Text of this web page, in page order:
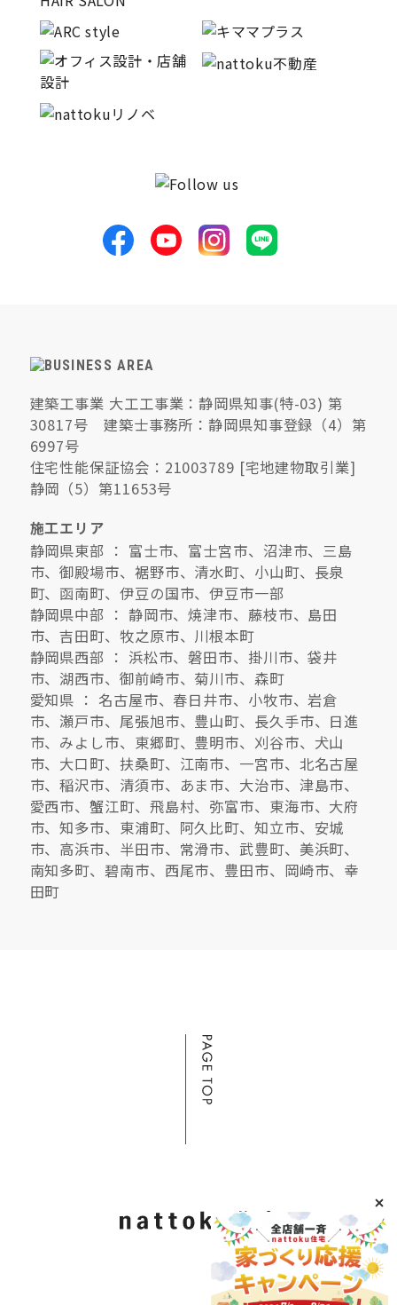
建築工事業 大工工事業：静岡県知事(特-03) 第
30817号 建築士事務所：静岡県知事登録（4）第
6997号
住宅性能保証協会：21003789 [宅地建物取引業]
静岡（5）第11653号
施工エリア
静岡県東部 ： 富士市、富士宮市、沼津市、三島
市、御殿場市、裾野市、清水町、小山町、長泉
町、函南町、伊豆の国市、伊豆市一部
静岡県中部 ： 静岡市、焼津市、藤枝市、島田
市、吉田町、牧之原市、川根本町
静岡県西部 ： 浜松市、磐田市、掛川市、袋井
市、湖西市、御前崎市、菊川市、森町
愛知県 ： 名古屋市、春日井市、小牧市、岩倉
市、瀬戸市、尾張旭市、豊山町、長久手市、日進
市、みよし市、東郷町、豊明市、刈谷市、犬山
市、大口町、扶桑町、江南市、一宮市、北名古屋
市、稲沢市、清須市、あま市、大治市、津島市、
愛西市、蟹江町、飛島村、弥富市、東海市、大府
市、知多市、東浦町、阿久比町、知立市、安城
市、高浜市、半田市、常滑市、武豊町、美浜町、
南知多町、碧南市、西尾市、豊田市、岡崎市、幸
田町